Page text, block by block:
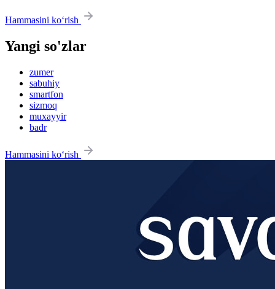
Hammasini ko‘rish
Yangi so'zlar
zumer
sabuhiy
smartfon
sizmoq
muxayyir
badr
Hammasini ko‘rish